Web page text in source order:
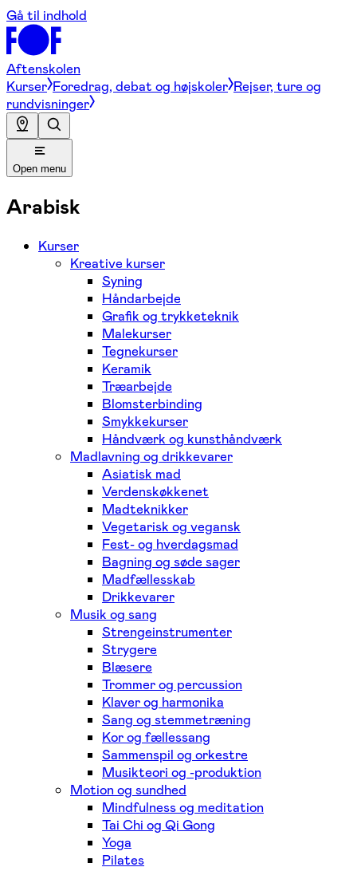
Gå til indhold
Aftenskolen
Kurser Foredrag, debat og højskoler Rejser, ture og
rundvisninger
Open menu
Arabisk
Kurser
Kreative kurser
Syning
Håndarbejde
Grafik og trykketeknik
Malekurser
Tegnekurser
Keramik
Træarbejde
Blomsterbinding
Smykkekurser
Håndværk og kunsthåndværk
Madlavning og drikkevarer
Asiatisk mad
Verdenskøkkenet
Madteknikker
Vegetarisk og vegansk
Fest- og hverdagsmad
Bagning og søde sager
Madfællesskab
Drikkevarer
Musik og sang
Strengeinstrumenter
Strygere
Blæsere
Trommer og percussion
Klaver og harmonika
Sang og stemmetræning
Kor og fællessang
Sammenspil og orkestre
Musikteori og -produktion
Motion og sundhed
Mindfulness og meditation
Tai Chi og Qi Gong
Yoga
Pilates